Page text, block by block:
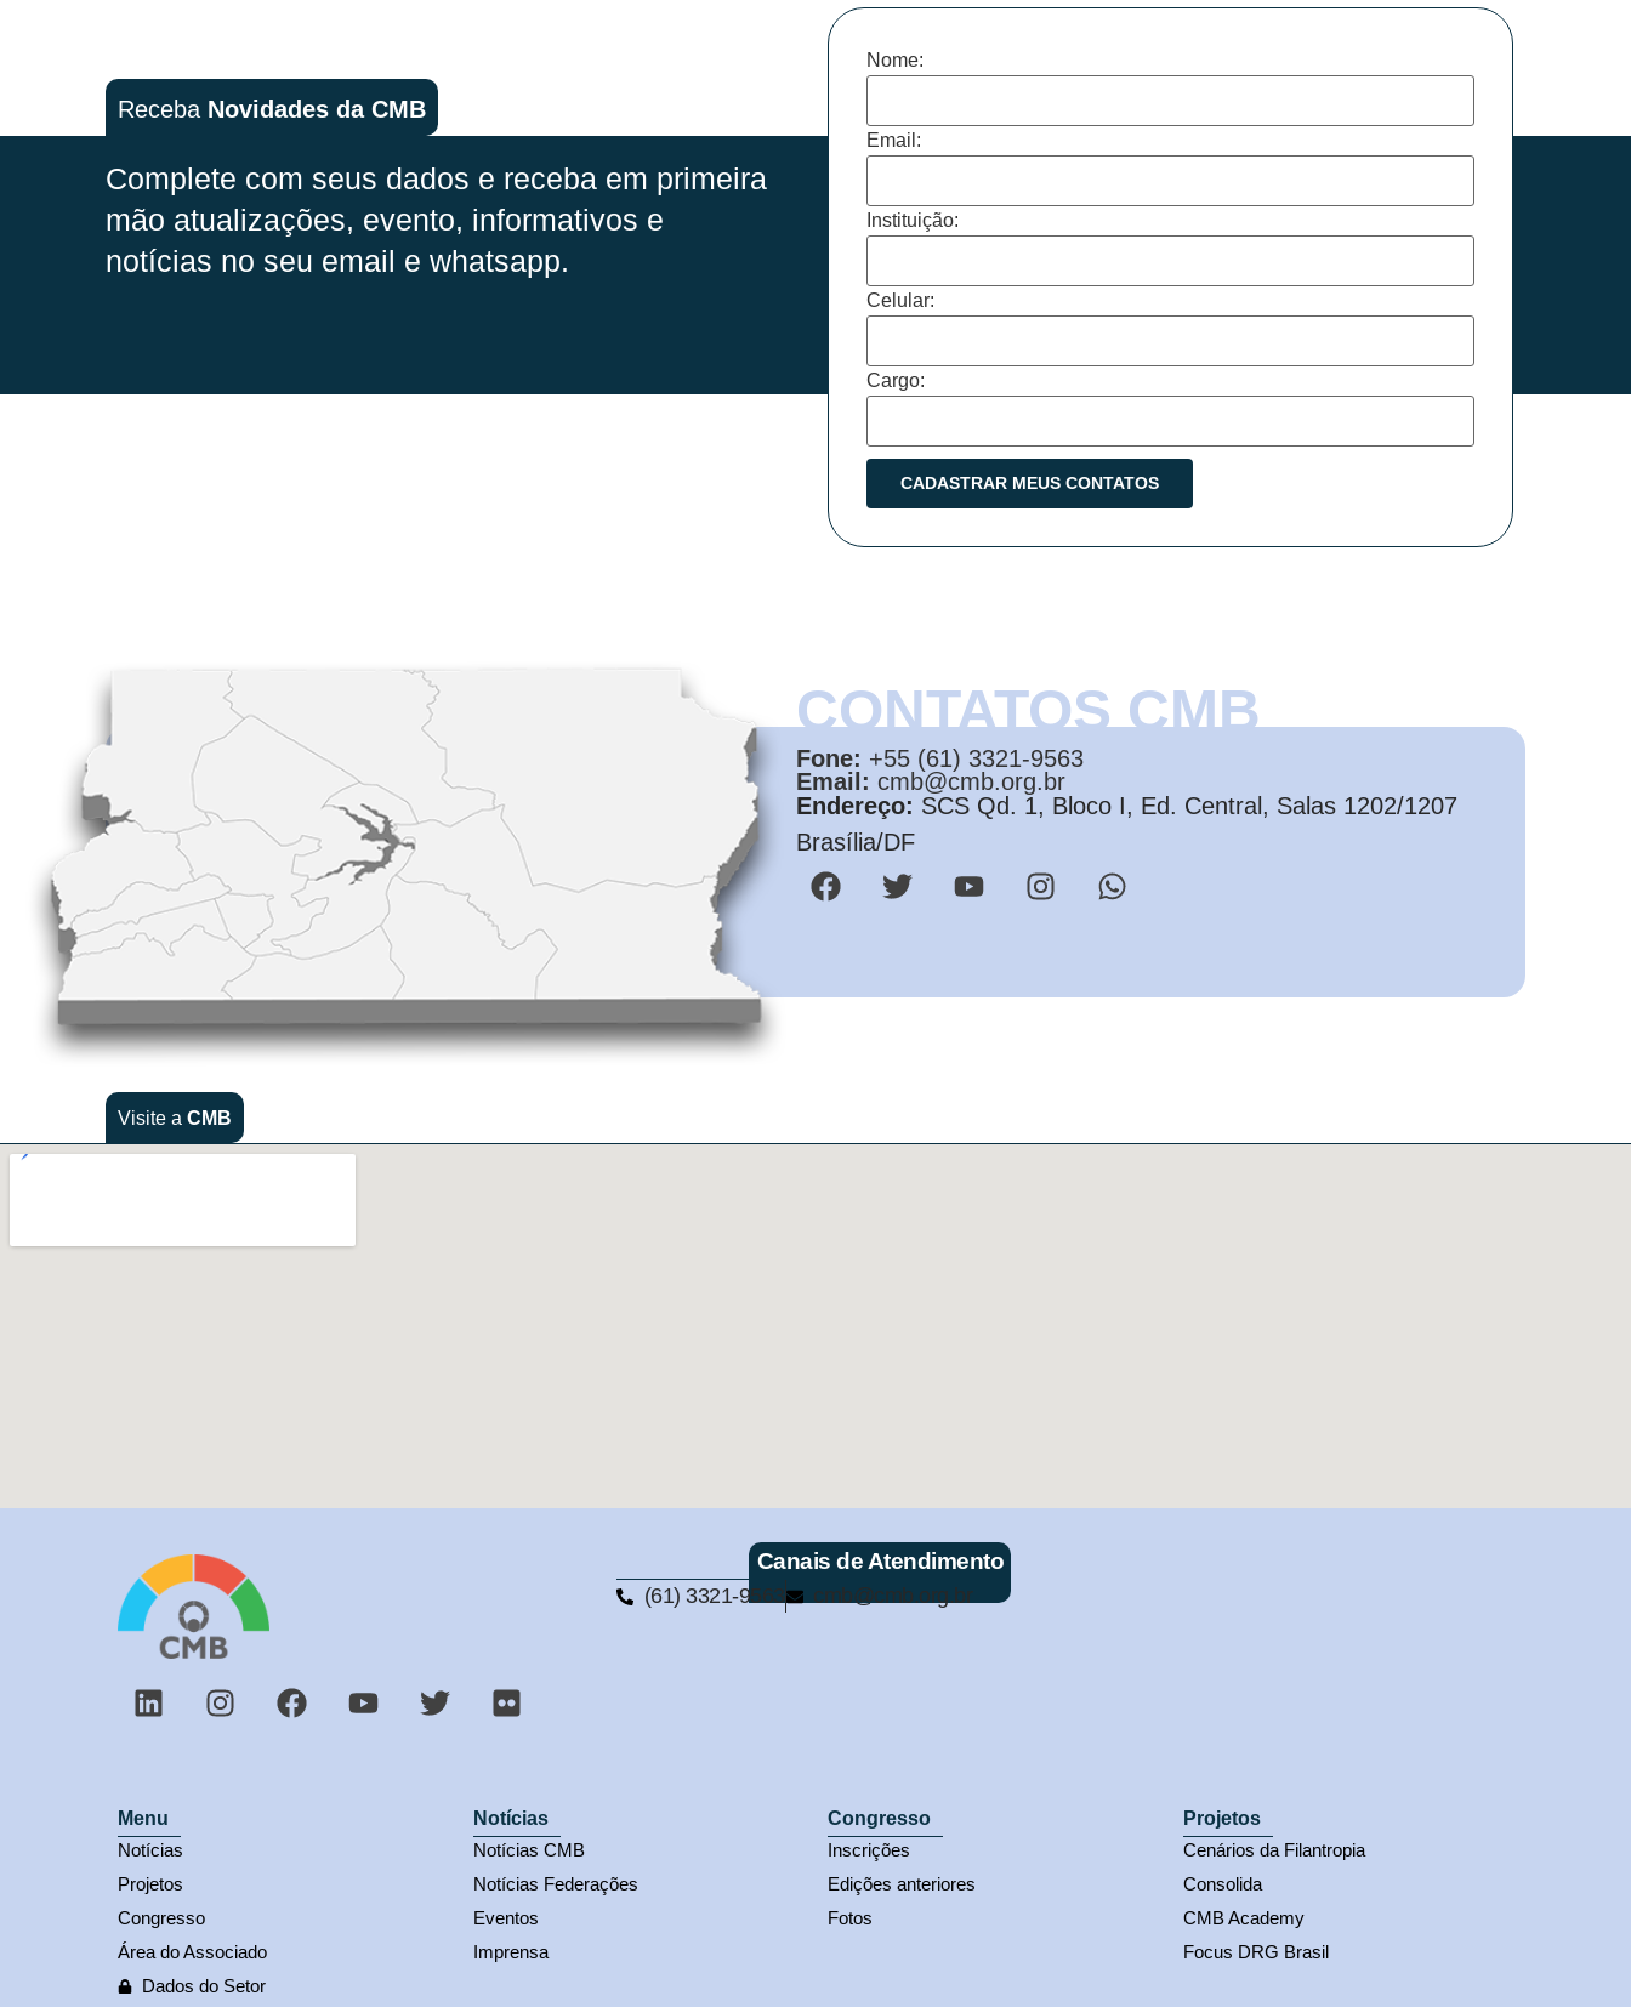
Receba Novidades da CMB
Complete com seus dados e receba em primeira
mão atualizações, evento, informativos e
notícias no seu email e whatsapp.
Nome:
Email:
Instituição:
Celular:
Cargo:
CONTATOS CMB
Fone: +55 (61) 3321-9563
Email: cmb@cmb.org.br
Endereço: SCS Qd. 1, Bloco I, Ed. Central, Salas 1202/1207
Brasília/DF
Visite a CMB
Canais de Atendimento
(61) 3321-9563 cmb@cmb.org.br
Menu
Notícias
Projetos
Congresso
Área do Associado
Dados do Setor
Notícias
Notícias CMB
Notícias Federações
Eventos
Imprensa
Congresso
Inscrições
Edições anteriores
Fotos
Projetos
Cenários da Filantropia
Consolida
CMB Academy
Focus DRG Brasil